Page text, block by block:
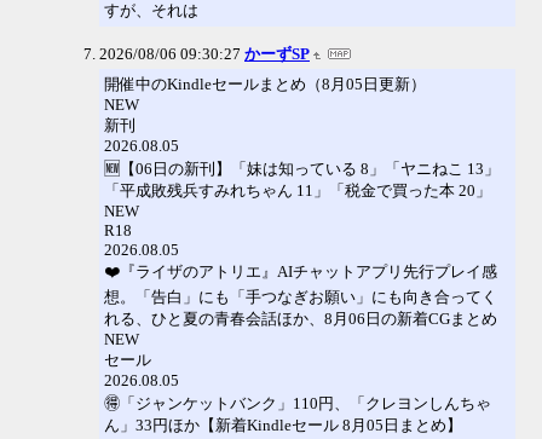
すが、それは
2026/08/06 09:30:27 かーずSP
開催中のKindleセールまとめ（8月05日更新）
NEW
新刊
2026.08.05
🆕【06日の新刊】「妹は知っている 8」「ヤニねこ 13」
「平成敗残兵すみれちゃん 11」「税金で買った本 20」
NEW
R18
2026.08.05
❤️『ライザのアトリエ』AIチャットアプリ先行プレイ感
想。「告白」にも「手つなぎお願い」にも向き合ってく
れる、ひと夏の青春会話ほか、8月06日の新着CGまとめ
NEW
セール
2026.08.05
🉐「ジャンケットバンク」110円、「クレヨンしんちゃ
ん」33円ほか【新着Kindleセール 8月05日まとめ】